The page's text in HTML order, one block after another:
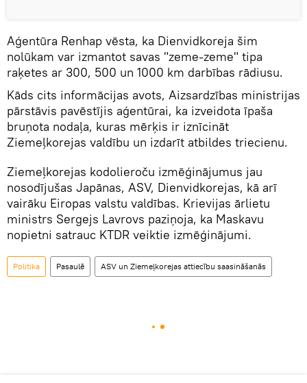
Aģentūra Renhap vēsta, ka Dienvidkoreja šim
nolūkam var izmantot savas "zeme-zeme" tipa
raķetes ar 300, 500 un 1000 km darbības rādiusu.
Kāds cits informācijas avots, Aizsardzības ministrijas
pārstāvis pavēstījis aģentūrai, ka izveidota īpaša
bruņota nodaļa, kuras mērķis ir iznīcināt
Ziemeļkorejas valdību un izdarīt atbildes triecienu.
Ziemeļkorejas kodolieroču izmēģinājumus jau
nosodījušas Japānas, ASV, Dienvidkorejas, kā arī
vairāku Eiropas valstu valdības. Krievijas ārlietu
ministrs Sergejs Lavrovs paziņoja, ka Maskavu
nopietni satrauc KTDR veiktie izmēģinājumi.
Politika Pasaulē ASV un Ziemeļkorejas attiecību saasināšanās